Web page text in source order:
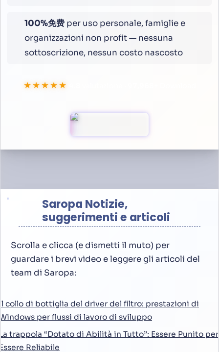
100%免费per uso personale, famiglie e
organizzazioni non profit — nessuna
sottoscrizione, nessun costo nascosto
★★★★★
Saropa Notizie,
suggerimenti e articoli
Scrolla e clicca (e dismetti il muto) per
guardare i brevi video e leggere gli articoli del
team di Saropa:
collo di bottiglia del driver del filtro: prestazioni di
per flussi di lavoro di sviluppo
trappola “Dotato di Abilità in Tutto”: Essere Punito per
Reliabile